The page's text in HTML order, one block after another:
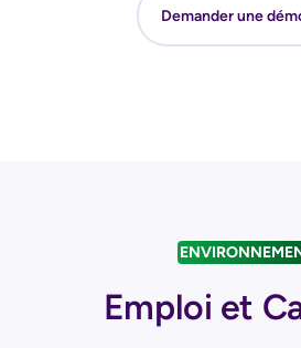
Demander une
Emploi et